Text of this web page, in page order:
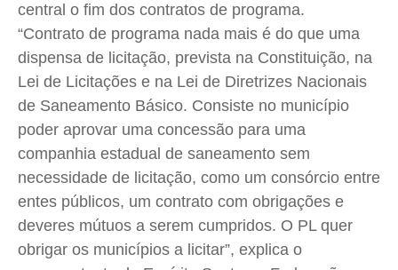
central o fim dos contratos de programa.
“Contrato de programa nada mais é do que uma
dispensa de licitação, prevista na Constituição, na
Lei de Licitações e na Lei de Diretrizes Nacionais
de Saneamento Básico. Consiste no município
poder aprovar uma concessão para uma
companhia estadual de saneamento sem
necessidade de licitação, como um consórcio entre
entes públicos, um contrato com obrigações e
deveres mútuos a serem cumpridos. O PL quer
obrigar os municípios a licitar”, explica o